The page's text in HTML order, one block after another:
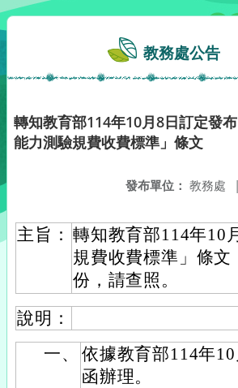
教務處公告
轉知教育部114年10月8日訂定發
能力測驗規費收費標準」條文
發布單位： 教務處 |
主旨： 轉知教育部114年10
規費收費標準」條
份，請查照。
說明：
一、
依據教育部114年
函辦理。